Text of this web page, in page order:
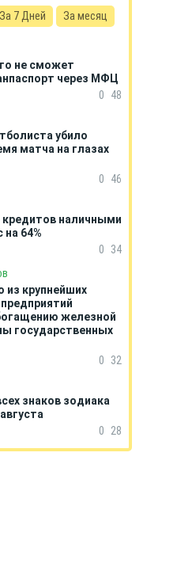
За 7 Дней За месяц
не сможет
через МФЦ
0
48
убило
матча на глазах
0
46
наличными
на 64%
0
34
из крупнейших
железной
государственных
0
32
знаков зодиака
0 28